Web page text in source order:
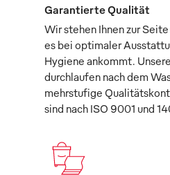
Garantierte Qualität
Wir stehen Ihnen zur
es bei optimaler
Hygiene ankommt.
durchlaufen nach dem
mehrstufige
sind nach ISO 9001 und